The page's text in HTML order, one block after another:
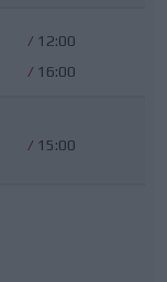
/ 12:00
/ 16:00
/ 15:00